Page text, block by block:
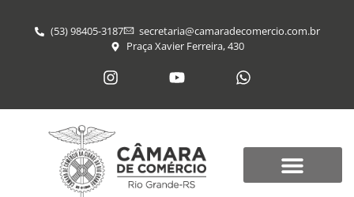
(53) 98405-3187
secretaria@​camaradecomercio.com.br
Praça Xavier Ferreira, 430